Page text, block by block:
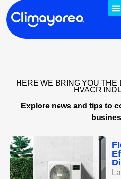
HERE WE BRING YOU THE
HVACR
Explore news and tips to